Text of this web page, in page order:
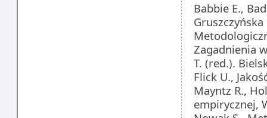
Babbie E.,
Zagadnienia
T. (red.).
Flick U.,
Mayntz R.,
empirycznej,